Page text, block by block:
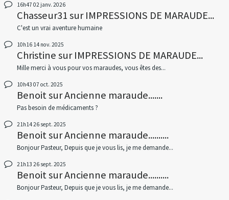
16h47 02 janv. 2026
Chasseur31surIMPRESSIONS DE MARAUDE...
C'est un vrai aventure humaine
10h16 14 nov. 2025
ChristinesurIMPRESSIONS DE MARAUDE...
Mille merci à vous pour vos maraudes, vous êtes des...
10h43 07 oct. 2025
BenoitsurAncienne maraude.......
Pas besoin de médicaments ?
21h1426 sept. 2025
BenoitsurAncienne maraude..........
Bonjour Pasteur, Depuis que je vous lis, je me demande...
21h13 26 sept. 2025
BenoitsurAncienne maraude..........
Bonjour Pasteur, Depuis que je vous lis, je me demande...